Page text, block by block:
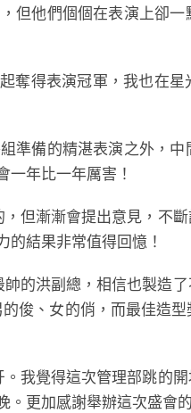
但他們個個在表演上卻
奪得表演冠軍，我也在
準備的精湛表演之外，
年比一年厲害！
但漸漸會提出意見，不
結果非常值得回憶！
的洪副總，相信也製造
俊、女的俏，而最佳造
我覺得這次管理部跳的
更加感謝舉辦這次盛會